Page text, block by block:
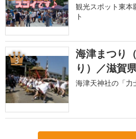
観光スポット東本
ト
3
海津まつり
り）／滋賀
海津天神社の「力